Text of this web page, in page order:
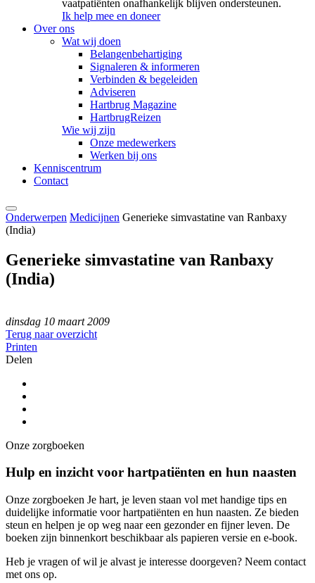
vaatpatiënten onafhankelijk blijven ondersteunen.
Ik help mee en doneer
Over ons
Wat wij doen
Belangenbehartiging
Signaleren & informeren
Verbinden & begeleiden
Adviseren
Hartbrug Magazine
HartbrugReizen
Wie wij zijn
Onze medewerkers
Werken bij ons
Kenniscentrum
Contact
Onderwerpen Medicijnen Generieke simvastatine van Ranbaxy
(India)
Generieke simvastatine van Ranbaxy
(India)
dinsdag 10 maart 2009
Terug naar overzicht
Printen
Delen
Onze zorgboeken
Hulp en inzicht voor hartpatiënten en hun naasten
Onze zorgboeken Je hart, je leven staan vol met handige tips en
duidelijke informatie voor hartpatiënten en hun naasten. Ze bieden
steun en helpen je op weg naar een gezonder en fijner leven. De
boeken zijn binnenkort beschikbaar als papieren versie en e-book.
Heb je vragen of wil je alvast je interesse doorgeven? Neem contact
met ons op.